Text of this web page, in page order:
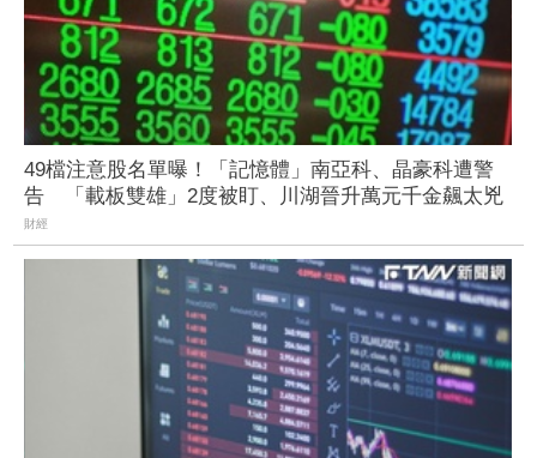
49檔注意股名單曝！「記憶體」南亞科、晶豪科遭警
告 「載板雙雄」2度被盯、川湖晉升萬元千金飆太兇
財經